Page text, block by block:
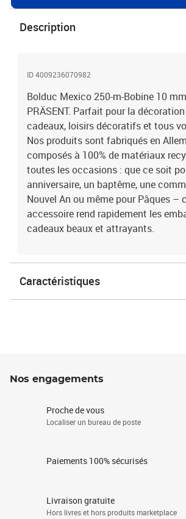
Description
ID 4009236070982
Bolduc Mexico 250-m-Bobine 10
PRÄSENT. Parfait pour la
cadeaux, loisirs décoratifs et tous
Nos produits sont fabriqués en
composés à 100% de matériaux
toutes les occasions : que ce soit
anniversaire, un baptême, une
Nouvel An ou même pour Pâques –
accessoire rend rapidement les
cadeaux beaux et attrayants.
Caractéristiques
Nos engagements
Proche de vous
Localiser un bureau de poste
Paiements 100% sécurisés
Livraison gratuite
Hors livres et hors produits marketplace